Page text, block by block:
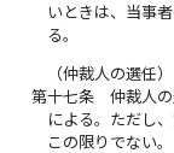
いときは、当事
る。
（仲裁人の選任）
第十七条
仲裁人
による。ただし
この限りでない。